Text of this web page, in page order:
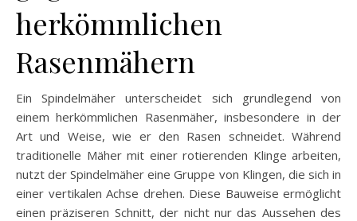
herkömmlichen
Rasenmähern
Ein Spindelmäher unterscheidet sich grundlegend von
einem herkömmlichen Rasenmäher, insbesondere in der
Art und Weise, wie er den Rasen schneidet. Während
traditionelle Mäher mit einer rotierenden Klinge arbeiten,
nutzt der Spindelmäher eine Gruppe von Klingen, die sich in
einer vertikalen Achse drehen. Diese Bauweise ermöglicht
einen präziseren Schnitt, der nicht nur das Aussehen des